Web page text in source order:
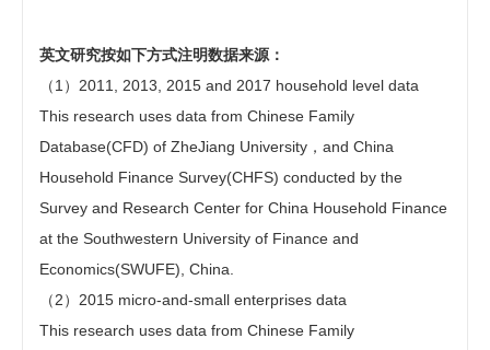
英文研究按如下方式注明数据来源：
（1）2011, 2013, 2015 and 2017 household level data
This research uses data from Chinese Family
Database(CFD) of ZheJiang University，and China
Household Finance Survey(CHFS) conducted by the
Survey and Research Center for China Household Finance
at the Southwestern University of Finance and
Economics(SWUFE), China.
（2）2015 micro-and-small enterprises data
This research uses data from Chinese Family